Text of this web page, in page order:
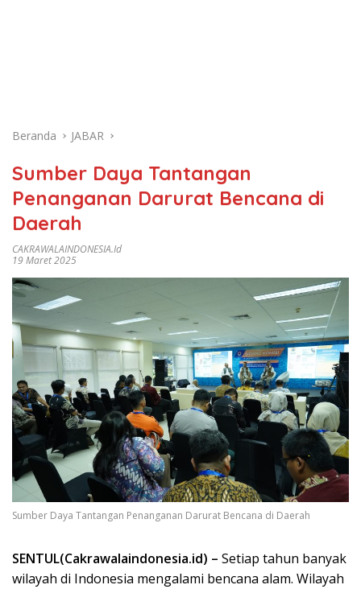
Beranda JABAR
Sumber Daya Tantangan
Penanganan Darurat Bencana di
Daerah
CAKRAWALAINDONESIA.id
19 Maret 2025
Sumber Daya Tantangan Penanganan Darurat Bencana di Daerah
SENTUL(Cakrawalaindonesia.id) – Setiap tahun banyak
wilayah di Indonesia mengalami bencana alam. Wilayah